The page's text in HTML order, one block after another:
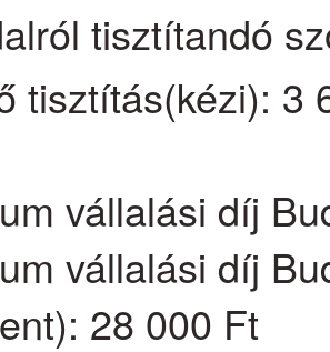
tisztítandó
tisztítás(kézi): 3
vállalási díj
vállalási díj
28 000 Ft